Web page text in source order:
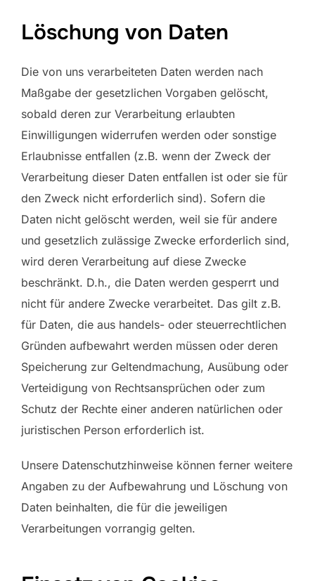
Löschung von Daten
Die von uns verarbeiteten Daten werden nach
Maßgabe der gesetzlichen Vorgaben gelöscht,
sobald deren zur Verarbeitung erlaubten
Einwilligungen widerrufen werden oder sonstige
Erlaubnisse entfallen (z.B. wenn der Zweck der
Verarbeitung dieser Daten entfallen ist oder sie für
den Zweck nicht erforderlich sind). Sofern die
Daten nicht gelöscht werden, weil sie für andere
und gesetzlich zulässige Zwecke erforderlich sind,
wird deren Verarbeitung auf diese Zwecke
beschränkt. D.h., die Daten werden gesperrt und
nicht für andere Zwecke verarbeitet. Das gilt z.B.
für Daten, die aus handels- oder steuerrechtlichen
Gründen aufbewahrt werden müssen oder deren
Speicherung zur Geltendmachung, Ausübung oder
Verteidigung von Rechtsansprüchen oder zum
Schutz der Rechte einer anderen natürlichen oder
juristischen Person erforderlich ist.
Unsere Datenschutzhinweise können ferner weitere
Angaben zu der Aufbewahrung und Löschung von
Daten beinhalten, die für die jeweiligen
Verarbeitungen vorrangig gelten.